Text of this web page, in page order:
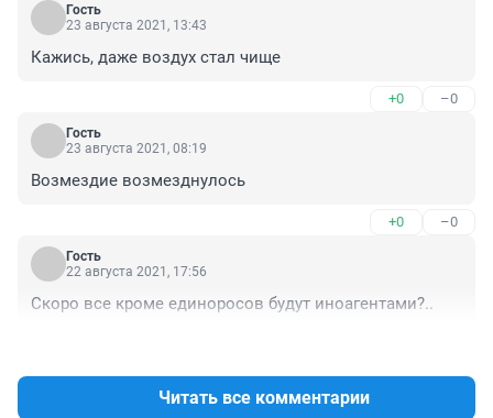
Гость
23 августа 2021, 13:43
Кажись, даже воздух стал чище
+0 –0
Гость
23 августа 2021, 08:19
Возмездие возмезднулось
+0 –0
Гость
22 августа 2021, 17:56
Скоро все кроме единоросов будут иноагентами?..
Читать все комментарии